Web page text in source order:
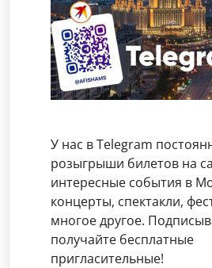
У нас в Telegram
розыгрыши билетов на
интересные события в
концерты, спектакли,
многое другое.
получайте бесплатные
пригласительные!